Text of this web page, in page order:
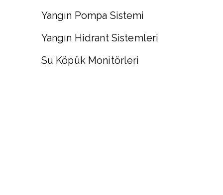
Yangın Pompa Sistemi
Yangın Hidrant Sistemleri
Su Köpük Monitörleri